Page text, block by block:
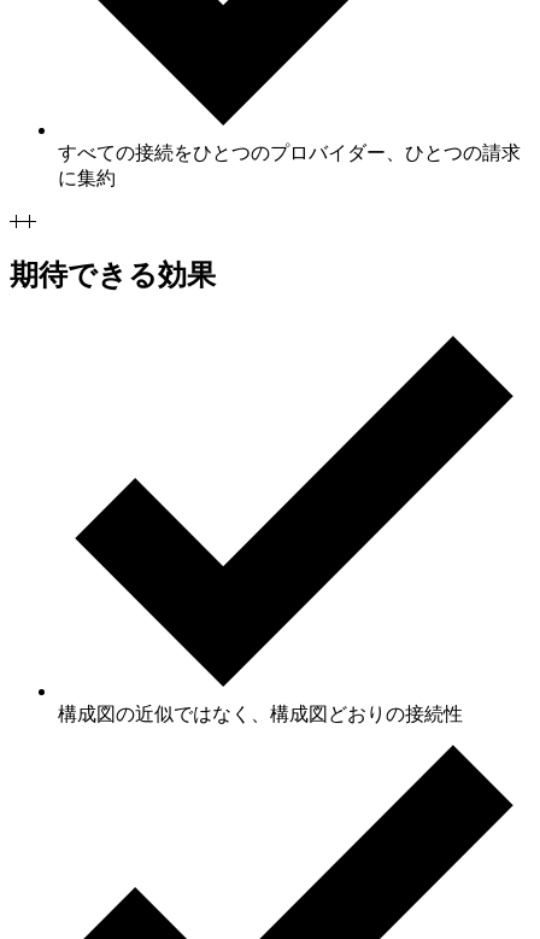
すべての接続をひとつのプロバイダー、ひとつの請求
に集約
期待できる効果
構成図の近似ではなく、構成図どおりの接続性